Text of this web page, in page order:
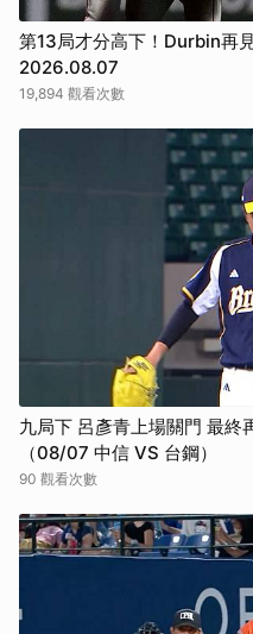
第13局才分高下！Durbin再
2026.08.07
19,894 觀看次數
九局下 呂彥青上場關門 最終
（08/07 中信 VS 台鋼）
90 觀看次數